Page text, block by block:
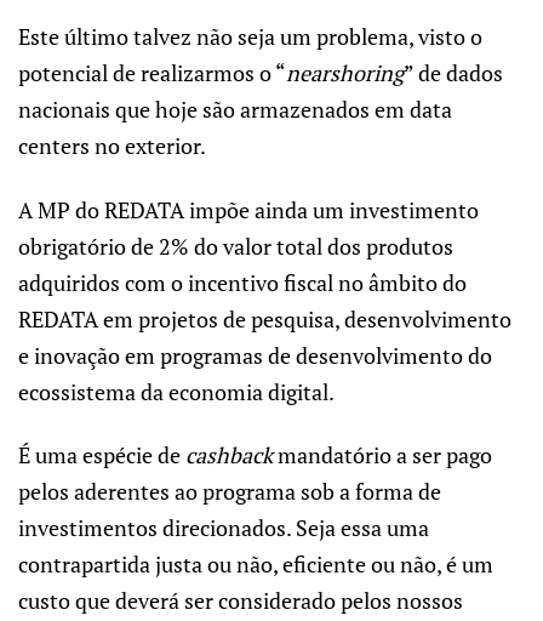
Este último talvez não seja um problema, visto o
potencial de realizarmos o “nearshoring” de dados
nacionais que hoje são armazenados em data
centers no exterior.
A MP do REDATA impõe ainda um investimento
obrigatório de 2% do valor total dos produtos
adquiridos com o incentivo fiscal no âmbito do
REDATA em projetos de pesquisa, desenvolvimento
e inovação em programas de desenvolvimento do
ecossistema da economia digital.
É uma espécie de cashbackmandatório a ser pago
pelos aderentes ao programa sob a forma de
investimentos direcionados. Seja essa uma
contrapartida justa ou não, eficiente ou não, é um
custo que deverá ser considerado pelos nossos